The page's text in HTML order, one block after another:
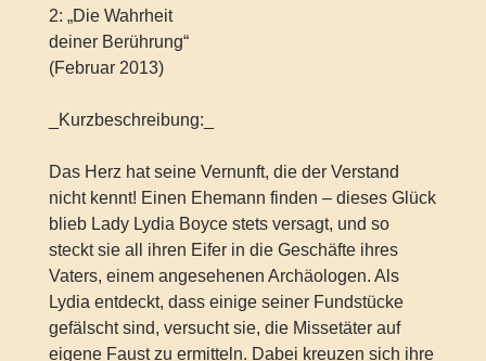
2: „Die Wahrheit
deiner Berührung“
(Februar 2013)
_Kurzbeschreibung:_
Das Herz hat seine Vernunft, die der Verstand
nicht kennt! Einen Ehemann finden – dieses Glück
blieb Lady Lydia Boyce stets versagt, und so
steckt sie all ihren Eifer in die Geschäfte ihres
Vaters, einem angesehenen Archäologen. Als
Lydia entdeckt, dass einige seiner Fundstücke
gefälscht sind, versucht sie, die Missetäter auf
eigene Faust zu ermitteln. Dabei kreuzen sich ihre